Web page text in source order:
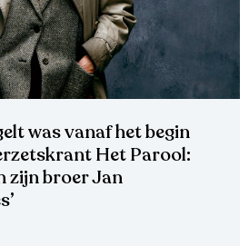
was vanaf het begin
Het Parool:
zijn broer Jan